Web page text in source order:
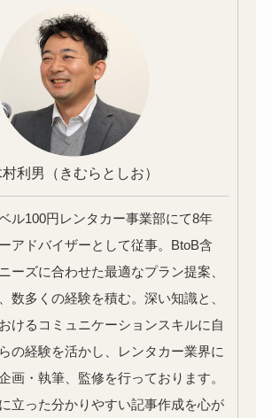
村利男 （きむらとしお）
ル100円レンタカー事業部にて8年
アドバイザーとして従事。BtoB含
ーズに合わせた最適なプラン提案、
数多くの経験を積む。深い知識と、
けるコミュニケーションスキルに自
の経験を活かし、レンタカー業界に
画・執筆、監修を行っております。
立った分かりやすい記事作成を心が